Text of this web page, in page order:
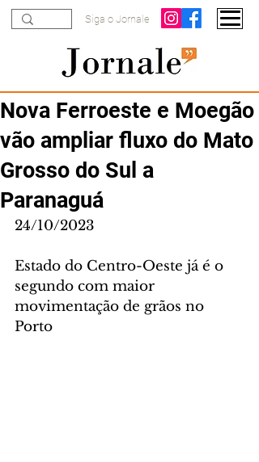
Siga o Jornale
Nova Ferroeste e Moegão
vão ampliar fluxo do Mato
Grosso do Sul a
Paranaguá
24/10/2023
Estado do Centro-Oeste já é o
segundo com maior
movimentação de grãos no
Porto